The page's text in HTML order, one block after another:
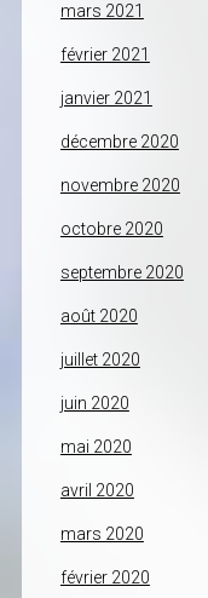
mars 2021
février 2021
janvier 2021
décembre 2020
novembre 2020
octobre 2020
septembre 2020
août 2020
juillet 2020
juin 2020
mai 2020
avril 2020
mars 2020
février 2020